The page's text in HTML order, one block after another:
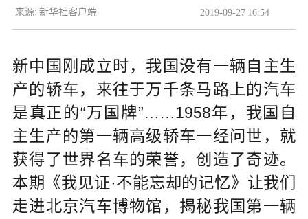
2019-09-27 16:54
来源: 新华社客户端
新中国刚成立时，我国没有一辆自主生
产的轿车，来往于万千条马路上的汽车
是真正的“万国牌”……1958年，我国自
主生产的第一辆高级轿车一经问世，就
获得了世界名车的荣誉，创造了奇迹。
本期《我见证·不能忘却的记忆》让我们
走进北京汽车博物馆，揭秘我国第一辆